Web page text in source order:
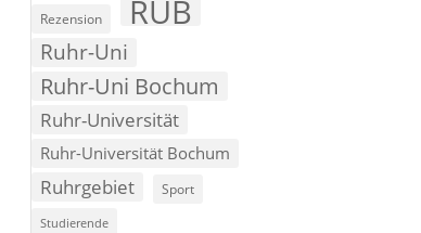
Rezension RUB
Ruhr-Uni
Ruhr-Uni Bochum
Ruhr-Universität
Ruhr-Universität Bochum
Ruhrgebiet Sport
Studierende